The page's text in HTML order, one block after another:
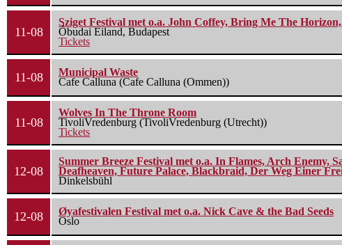
11-08
Sziget Festival met o.a. John Coffey, Bring Me The
Óbudai Eiland, Budapest
Tickets
11-08
Municipal Waste
Cafe Calluna (Cafe Calluna (Ommen))
11-08
Wolves In The Throne Room
TivoliVredenburg (TivoliVredenburg (Utrecht))
Tickets
12-08
Summer Breeze Festival met o.a. In Flames, Arch Enemy,
Deafheaven, Future Palace, Blackbraid, Der Weg Einer
Dinkelsbühl
12-08
Øyafestivalen Festival met o.a. Nick Cave & the Bad Seeds
Oslo